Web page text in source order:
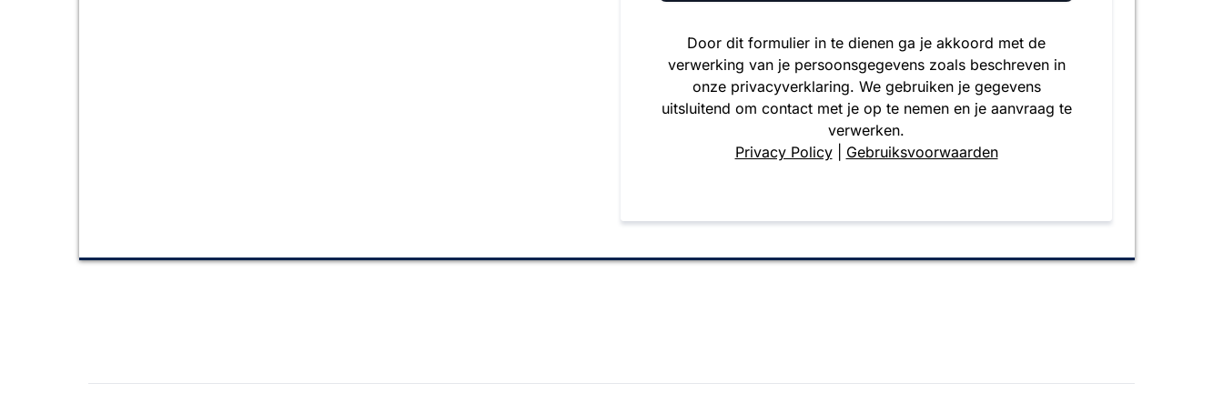
Door dit formulier in te dienen ga je akkoord met de
verwerking van je persoonsgegevens zoals beschreven in
onze privacyverklaring. We gebruiken je gegevens
uitsluitend om contact met je op te nemen en je aanvraag te
verwerken.
Privacy Policy| Gebruiksvoorwaarden